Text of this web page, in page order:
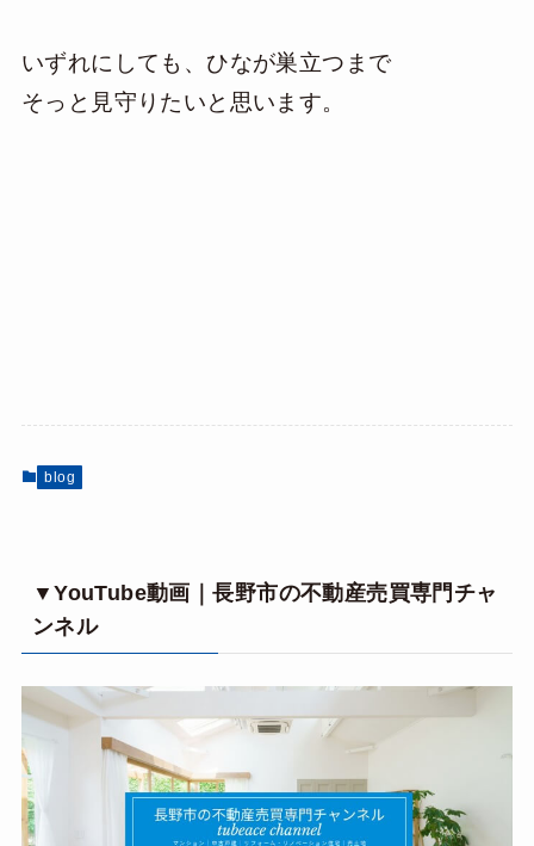
いずれにしても、ひなが巣立つまで
そっと見守りたいと思います。
blog
▼YouTube動画｜長野市の不動産売買専門チャ
ンネル